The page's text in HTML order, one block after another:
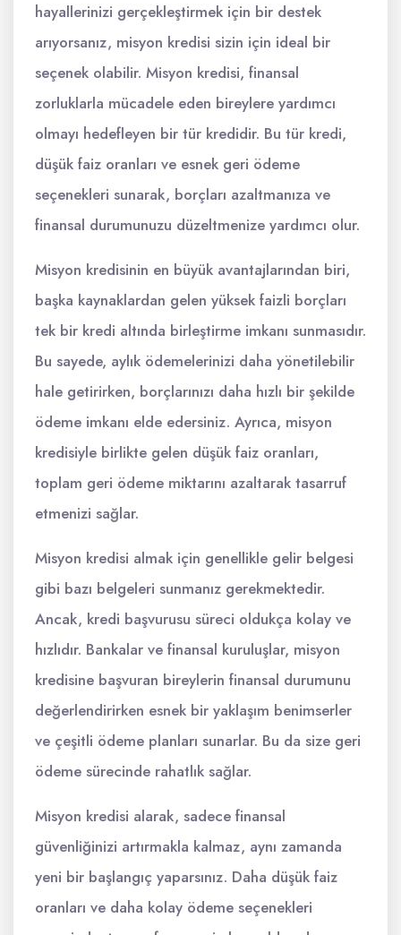
hayallerinizi gerçekleştirmek için bir destek
arıyorsanız, misyon kredisi sizin için ideal bir
seçenek olabilir. Misyon kredisi, finansal
zorluklarla mücadele eden bireylere yardımcı
olmayı hedefleyen bir tür kredidir. Bu tür kredi,
düşük faiz oranları ve esnek geri ödeme
seçenekleri sunarak, borçları azaltmanıza ve
finansal durumunuzu düzeltmenize yardımcı olur.
Misyon kredisinin en büyük avantajlarından biri,
başka kaynaklardan gelen yüksek faizli borçları
tek bir kredi altında birleştirme imkanı sunmasıdır.
Bu sayede, aylık ödemelerinizi daha yönetilebilir
hale getirirken, borçlarınızı daha hızlı bir şekilde
ödeme imkanı elde edersiniz. Ayrıca, misyon
kredisiyle birlikte gelen düşük faiz oranları,
toplam geri ödeme miktarını azaltarak tasarruf
etmenizi sağlar.
Misyon kredisi almak için genellikle gelir belgesi
gibi bazı belgeleri sunmanız gerekmektedir.
Ancak, kredi başvurusu süreci oldukça kolay ve
hızlıdır. Bankalar ve finansal kuruluşlar, misyon
kredisine başvuran bireylerin finansal durumunu
değerlendirirken esnek bir yaklaşım benimserler
ve çeşitli ödeme planları sunarlar. Bu da size geri
ödeme sürecinde rahatlık sağlar.
Misyon kredisi alarak, sadece finansal
güvenliğinizi artırmakla kalmaz, aynı zamanda
yeni bir başlangıç yaparsınız. Daha düşük faiz
oranları ve daha kolay ödeme seçenekleri